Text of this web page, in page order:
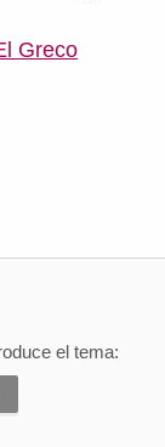
Greco
el tema: